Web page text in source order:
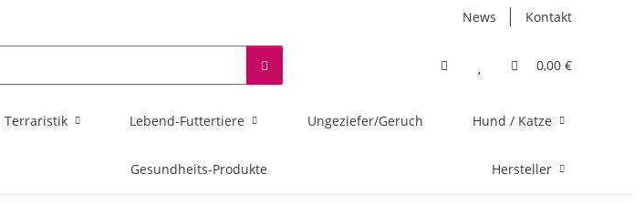
News Kontakt
0,00 €
Terraristik Lebend-Futtertiere Ungeziefer/Geruch Hund / Katze
Gesundheits-Produkte Hersteller